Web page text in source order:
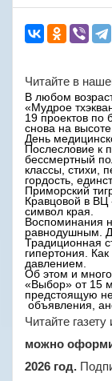
Читайте в
В любом
«Мудрое
19 проектов по
снова на высоте
День
Послесловие к
бессмертный
классы, стихи,
гордость,
Приморский
Кравцовой в ВЦ
символ края.
Воспоминания
равнодушным.
Традиционная
гипертония.
давлением.
Об этом и
«Выбор» от 15
предстоящую
объявления,
Читайте
можно
2026 год.